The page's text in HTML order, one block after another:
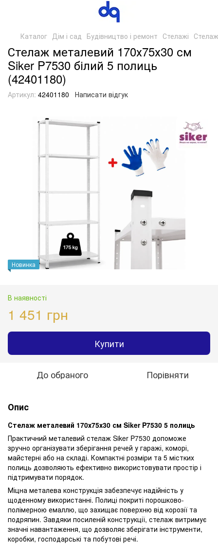
Каталог Дім і сад Будівництво і ремонт Стелажі
Стелаж металевий 170х75х30 см
Siker P7530 білий 5 полиць
(42401180)
Артикул: 42401180 Написати відгук
Новинка
В наявності
1 451 грн
Купити
До обраного Порівняти
Опис
Стелаж металевий 170х75х30 см Siker P7530 5 полиць
Практичний металевий стелаж Siker P7530 допоможе
зручно організувати зберігання речей у гаражі, коморі,
майстерні або на складі. Компактні розміри та 5 містких
полиць дозволяють ефективно використовувати простір і
підтримувати порядок.
Міцна металева конструкція забезпечує надійність у
щоденному використанні. Полиці покриті порошково-
полімерною емаллю, що захищає поверхню від корозії та
подряпин. Завдяки посиленій конструкції, стелаж витримує
значні навантаження, що дозволяє зберігати інструменти,
коробки, господарські та побутові речі.